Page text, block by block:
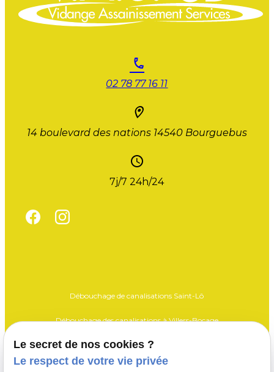
02 78 77 16 11
14 boulevard des nations 14540 Bourguebus
7j/7 24h/24
Débouchage de canalisations Saint-Lô
Débouchage des canalisations à Villers-Bocage
Débouchage des canalisations Vire
Vidange fosse Saint-Lô
Le secret de nos cookies ?
Le respect de votre vie privée